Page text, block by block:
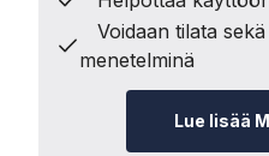
Voidaan tilata
menetelminä
Lue lisää